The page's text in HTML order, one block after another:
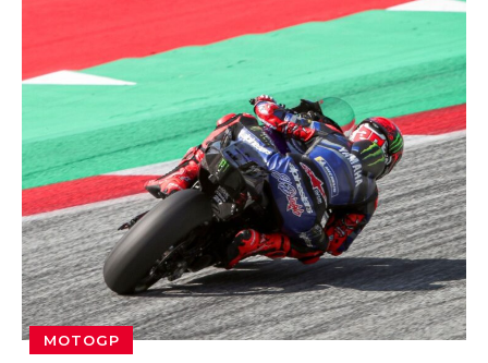
MOTOGP